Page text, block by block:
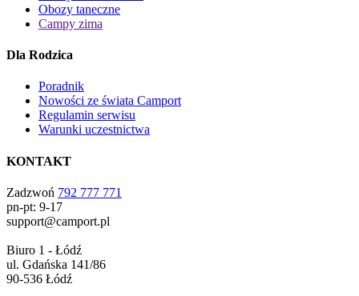
Obozy taneczne
Campy zima
Dla Rodzica
Poradnik
Nowości ze świata Camport
Regulamin serwisu
Warunki uczestnictwa
KONTAKT
Zadzwoń 792 777 771
pn-pt: 9-17
support@camport.pl
Biuro 1 - Łódź
ul. Gdańska 141/86
90-536 Łódź